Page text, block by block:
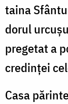
taina
dorul
pregetat a
credinţei
Casa